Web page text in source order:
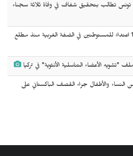
تطالب بتحقيق شفاف في وفاة ثلاثة سجناء
أوتشا: أكثر من 1330 اعتداءً للمستوطنين في الضفة الغربية منذ مطلع
"تشويه الأعضاء التناسلية الأنثوية" في تركيا
النساء والأطفال جراء القصف الباكستاني على